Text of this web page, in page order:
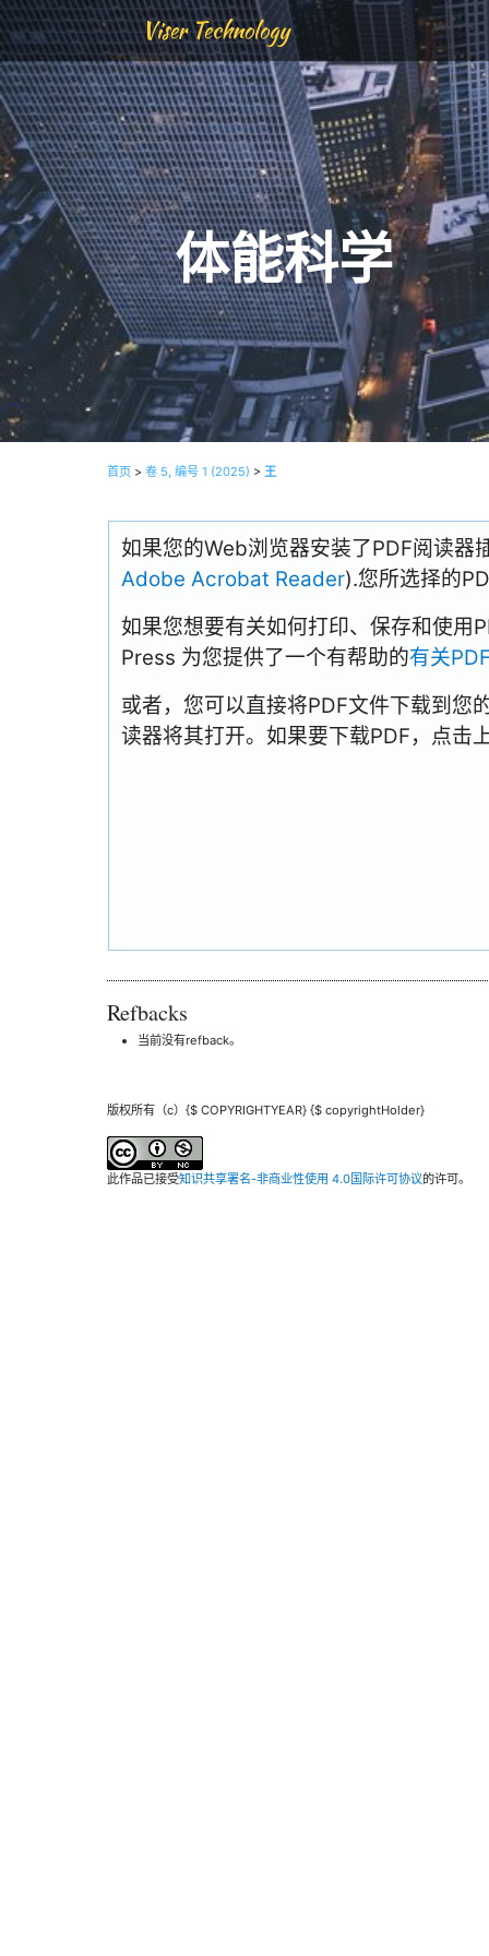
Viser Technology
体能科学
首页 > 卷 5, 编号 1 (2025) > 王
如果您的Web浏览器安装了PDF阅读器
Adobe Acrobat Reader).您所选择的
如果您想要有关如何打印、保存和使用
Press 为您提供了一个有帮助的有关
或者，您可以直接将PDF文件下载到您
读器将其打开。如果要下载PDF，点击
Refbacks
当前没有refback。
版权所有（c）{$ COPYRIGHTYEAR} {$ copyrightHolder}
此作品已接受知识共享署名-非商业性使用 4.0国际许可协议的许可。